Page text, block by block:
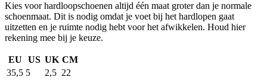
Kies voor hardloopschoenen altijd één maat groter dan je normale
schoenmaat. Dit is nodig omdat je voet bij het hardlopen gaat
uitzetten en je ruimte nodig hebt voor het afwikkelen. Houd hier
rekening mee bij je keuze.
EU US UK CM
35,5 5 2,5 22